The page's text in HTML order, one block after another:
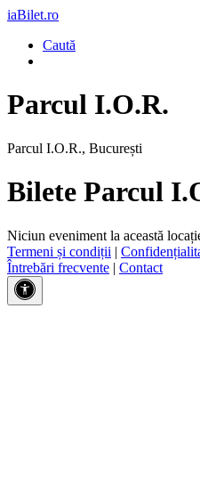
iaBilet.ro
Caută
Parcul I.O.R.
Parcul I.O.R., București
Bilete Parcul
Niciun eveniment la această
Termeni și condiții |
Întrebări frecvente | Contact